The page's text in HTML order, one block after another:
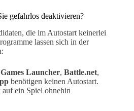
gefahrlos deaktivieren?
die im Autostart keinerlei
lassen sich in der
Launcher, Battle.net,
benötigen keinen Autostart.
ein Spiel ohnehin